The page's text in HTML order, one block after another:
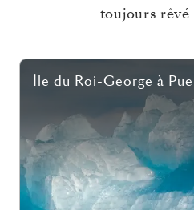
toujours rêvé
Île du Roi-George à